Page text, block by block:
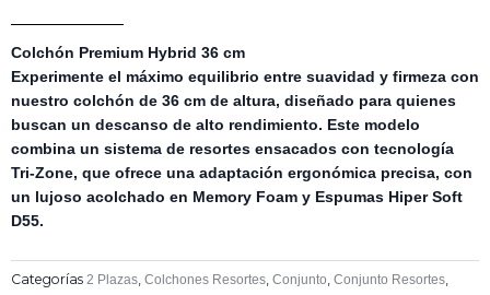
Colchón Premium Hybrid 36 cm
Experimente el máximo equilibrio entre suavidad y firmeza con
nuestro colchón de 36 cm de altura, diseñado para quienes
buscan un descanso de alto rendimiento. Este modelo
combina un sistema de resortes ensacados con tecnología
Tri-Zone, que ofrece una adaptación ergonómica precisa, con
un lujoso acolchado en Memory Foam y Espumas Hiper Soft
D55.
Categorías 2 Plazas, Colchones Resortes, Conjunto, Conjunto Resortes,